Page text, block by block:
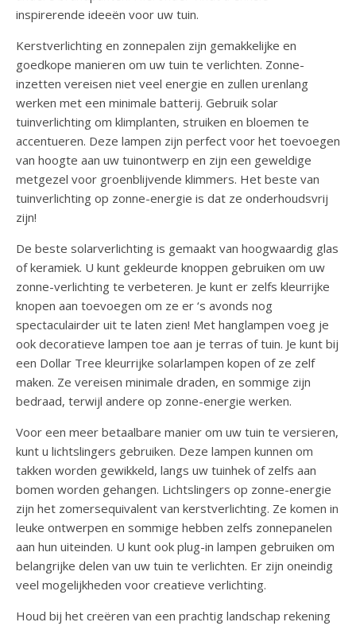
inspirerende ideeën voor uw tuin.
Kerstverlichting en zonnepalen zijn gemakkelijke en
goedkope manieren om uw tuin te verlichten. Zonne-
inzetten vereisen niet veel energie en zullen urenlang
werken met een minimale batterij. Gebruik solar
tuinverlichting om klimplanten, struiken en bloemen te
accentueren. Deze lampen zijn perfect voor het toevoegen
van hoogte aan uw tuinontwerp en zijn een geweldige
metgezel voor groenblijvende klimmers. Het beste van
tuinverlichting op zonne-energie is dat ze onderhoudsvrij
zijn!
De beste solarverlichting is gemaakt van hoogwaardig glas
of keramiek. U kunt gekleurde knoppen gebruiken om uw
zonne-verlichting te verbeteren. Je kunt er zelfs kleurrijke
knopen aan toevoegen om ze er ‘s avonds nog
spectaculairder uit te laten zien! Met hanglampen voeg je
ook decoratieve lampen toe aan je terras of tuin. Je kunt bij
een Dollar Tree kleurrijke solarlampen kopen of ze zelf
maken. Ze vereisen minimale draden, en sommige zijn
bedraad, terwijl andere op zonne-energie werken.
Voor een meer betaalbare manier om uw tuin te versieren,
kunt u lichtslingers gebruiken. Deze lampen kunnen om
takken worden gewikkeld, langs uw tuinhek of zelfs aan
bomen worden gehangen. Lichtslingers op zonne-energie
zijn het zomersequivalent van kerstverlichting. Ze komen in
leuke ontwerpen en sommige hebben zelfs zonnepanelen
aan hun uiteinden. U kunt ook plug-in lampen gebruiken om
belangrijke delen van uw tuin te verlichten. Er zijn oneindig
veel mogelijkheden voor creatieve verlichting.
Houd bij het creëren van een prachtig landschap rekening